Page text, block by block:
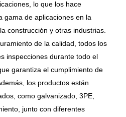
lo que los hace
gama de aplicaciones en la
construcción y otras industrias.
de la calidad, todos los
inspecciones durante todo el
garantiza el cumplimiento de
los productos están
como galvanizado, 3PE,
junto con diferentes